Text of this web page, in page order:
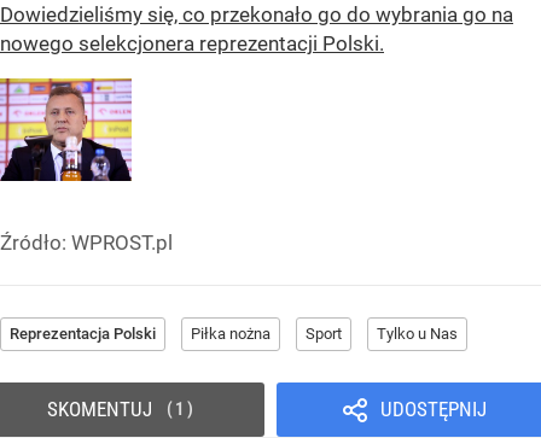
Dowiedzieliśmy się, co przekonało go do wybrania go na
nowego selekcjonera reprezentacji Polski.
Źródło: WPROST.pl
Reprezentacja Polski Piłka nożna Sport Tylko u Nas
UDOSTĘPNIJ
SKOMENTUJ 1